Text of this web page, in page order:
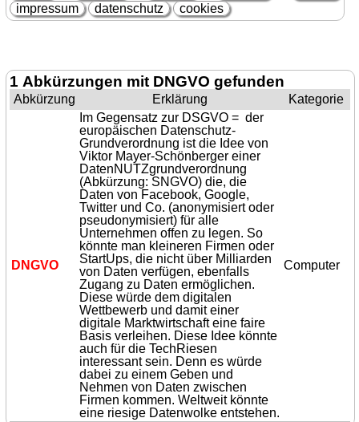
impressum
datenschutz cookies
1 Abkürzungen mit DNGVO gefunden
Abkürzung Erklärung Kategorie
DNGVO
Im Gegensatz zur DSGVO = der
europäischen Datenschutz-
Grundverordnung ist die Idee von
Viktor Mayer-Schönberger einer
DatenNUTZgrundverordnung
(Abkürzung: SNGVO) die, die
Daten von Facebook, Google,
Twitter und Co. (anonymisiert oder
pseudonymisiert) für alle
Unternehmen offen zu legen. So
könnte man kleineren Firmen oder
StartUps, die nicht über Milliarden
von Daten verfügen, ebenfalls
Zugang zu Daten ermöglichen.
Diese würde dem digitalen
Wettbewerb und damit einer
digitale Marktwirtschaft eine faire
Basis verleihen. Diese Idee könnte
auch für die TechRiesen
interessant sein. Denn es würde
dabei zu einem Geben und
Nehmen von Daten zwischen
Firmen kommen. Weltweit könnte
eine riesige Datenwolke entstehen.
Computer